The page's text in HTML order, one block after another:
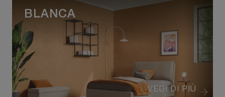
VEDI DI PIÙ
BLANCA